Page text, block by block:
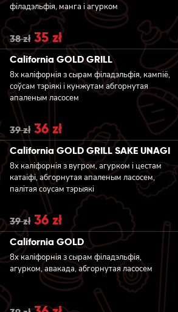
філадэльфія, манга і агурком
38zł Original
price
was:
38 zł.
35złCurrent
price
is:
35 zł.
California GOLD GRILL
8x каліфорнія з сырам філадэльфія, кампіё,
соўсам тэріякі і кунжутам абгорнутая
апаленым ласосем
39zł Original
price
was:
39 zł.
36 zł Current
price
is:
36 zł.
California GOLD GRILL SAKE UNAGI
8x каліфорнія з вугром, агурком і цестам
катаіфі, абгорнутая апаленым ласосем,
палітая соусам тэрыякі
39zł Original
price
was:
39 zł.
36zł Current
price
is:
36 zł.
California GOLD
8x каліфорнія з сырам філадэльфія,
агурком, авакада, абгорнутая ласосем